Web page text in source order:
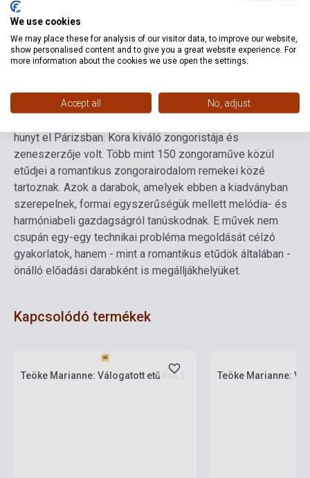
Nyelv
hunyt el Párizsban. Kora kiváló zongoristája és
zeneszerzője volt. Több mint 150 zongoraműve közül
etűdjei a romantikus zongorairodalom remekei közé
tartoznak. Azok a darabok, amelyek ebben a kiadványban
szerepelnek, formai egyszerűségük mellett melódia- és
harmóniabeli gazdagságról tanúskodnak. E művek nem
csupán egy-egy technikai probléma megoldását célzó
gyakorlatok, hanem - mint a romantikus etűdök általában -
önálló előadási darabként is megálljákhelyüket.
Kapcsolódó termékek
Teöke Marianne: Válogatott etűdök 2. Teöke Marianne:
We use cookies
We may place these for analysis of our visitor data, to improve our website,
show personalised content and to give you a great website experience. For
more information about the cookies we use open the settings.
Accept all No, adjust